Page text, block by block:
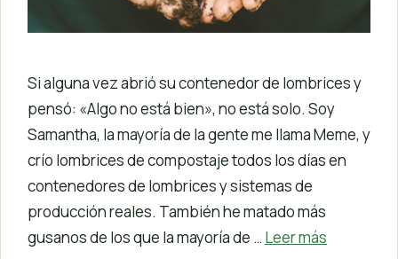
Si alguna vez abrió su contenedor de lombrices y
pensó: «Algo no está bien», no está solo. Soy
Samantha, la mayoría de la gente me llama Meme, y
crío lombrices de compostaje todos los días en
contenedores de lombrices y sistemas de
producción reales. También he matado más
gusanos de los que la mayoría de … Leer más